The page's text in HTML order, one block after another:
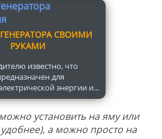
СВОИМИ
РУКАМИ
известно, что
для
энергии и...
установить на яму или
удобнее), а можно просто на